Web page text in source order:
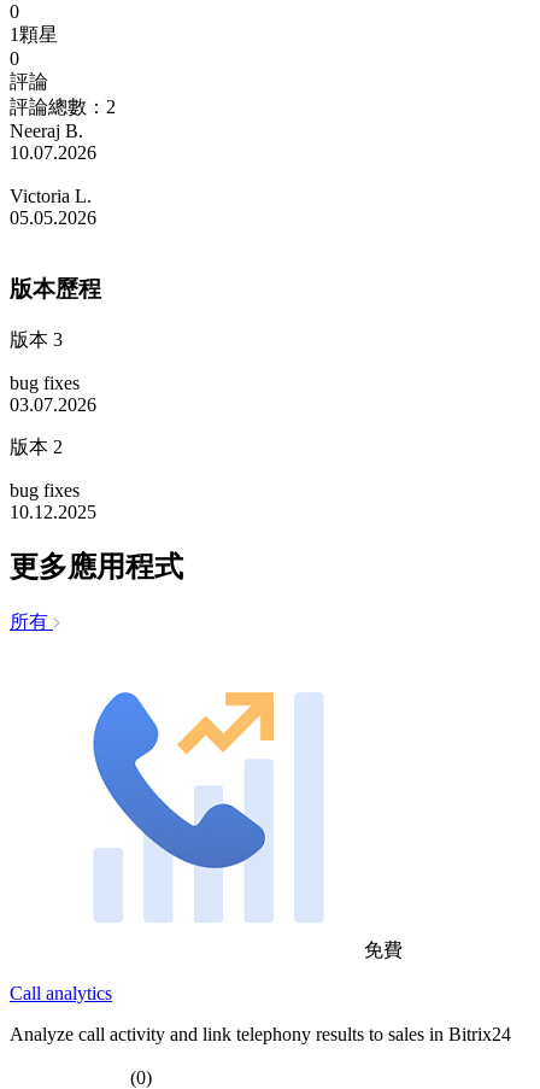
0
1顆星
0
評論
評論總數：2
Neeraj B.
10.07.2026
Victoria L.
05.05.2026
版本歷程
版本 3
bug fixes
03.07.2026
版本 2
bug fixes
10.12.2025
更多應用程式
所有
免費
Call analytics
Analyze call activity and link telephony results to sales in Bitrix24
(0)